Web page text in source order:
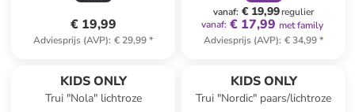
€ 19,99
Adviesprijs (AVP): € 29,99*
vanaf: € 19,99regulier
vanaf: € 17,99 met family
Adviesprijs (AVP): € 34,99*
KIDS ONLY
Trui "Nola" lichtroze
KIDS ONLY
Trui "Nordic" paars/lichtroze